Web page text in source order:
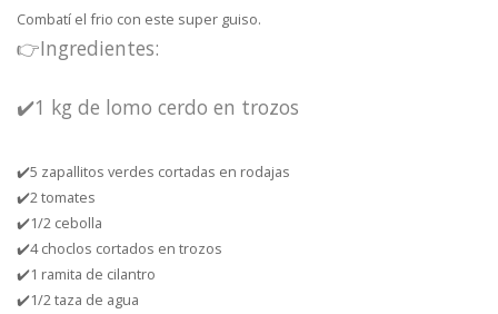
Combatí el frio con este super guiso.
👉Ingredientes:
✔️1 kg de lomo cerdo en trozos
✔️5 zapallitos verdes cortadas en rodajas
✔️2 tomates
✔️1/2 cebolla
✔️4 choclos cortados en trozos
✔️1 ramita de cilantro
✔️1/2 taza de agua